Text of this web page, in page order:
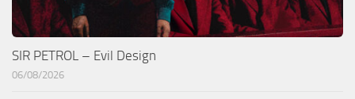
SIR PETROL – Evil Design
06/08/2026